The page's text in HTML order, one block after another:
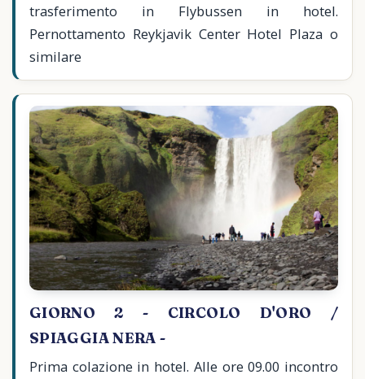
trasferimento in Flybussen in hotel.
Pernottamento Reykjavik Center Hotel Plaza o
similare
GIORNO 2 - CIRCOLO D'ORO /
SPIAGGIA NERA -
Prima colazione in hotel. Alle ore 09.00 incontro